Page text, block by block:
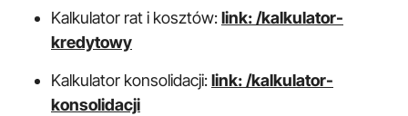
Kalkulator rat i kosztów:link: /kalkulator-
kredytowy
Kalkulator konsolidacji:link: /kalkulator-
konsolidacji